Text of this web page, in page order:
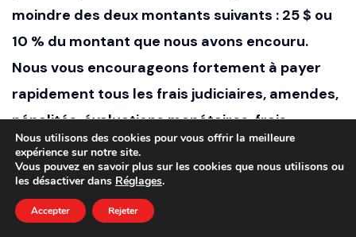
moindre des deux montants suivants : 25 $ ou
10 % du montant que nous avons encouru.
Nous vous encourageons fortement à payer
rapidement tous les frais judiciaires, amendes,
pénalités, évaluations monétaires, frais,
surtaxes ou autres frais imposés directement
au tribunal, au gouvernement du comté ou à
toute autre agence gouvernementale
appropriée, et à nous fournir une preuve de
Nous utilisons des cookies pour vous offrir la meilleure
expérience sur notre site.
Vous pouvez en savoir plus sur les cookies que nous utilisons ou
les désactiver dans Réglages.
Accepter Rejeter